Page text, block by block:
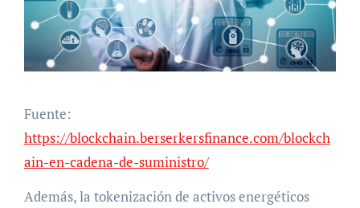
Fuente:
https://blockchain.berserkersfinance.com/blockch
ain-en-cadena-de-suministro/
Además, la tokenización de activos energéticos